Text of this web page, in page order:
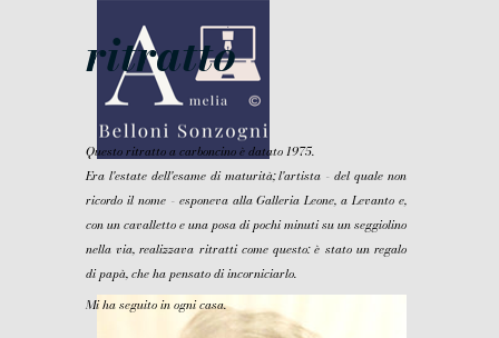
ritratto
Questo ritratto a carboncino è datato 1975.
Era l'estate dell'esame di maturità; l'artista - del quale non
ricordo il nome - esponeva alla Galleria Leone, a Levanto e,
con un cavalletto e una posa di pochi minuti su un seggiolino
nella via, realizzava ritratti come questo: è stato un regalo
di papà, che ha pensato di incorniciarlo.
Mi ha seguito in ogni casa.